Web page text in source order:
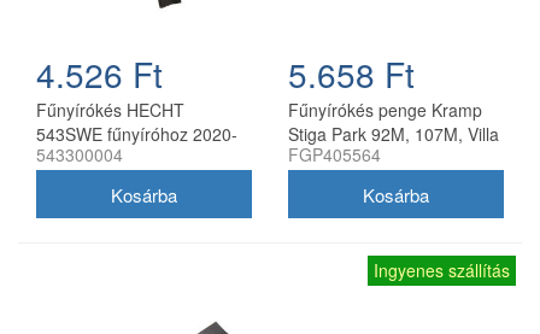
4.526 Ft
Fűnyírókés HECHT
543SWE fűnyíróhoz 2020-
21
543300004
5.658 Ft
Fűnyírókés penge Kramp
Stiga Park 92M, 107M, Villa
92M, 107M 170 mm
FGP405564
Ingyenes szállítás